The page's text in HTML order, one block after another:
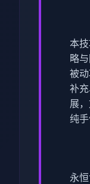
本
略
被
补
展
纯
永